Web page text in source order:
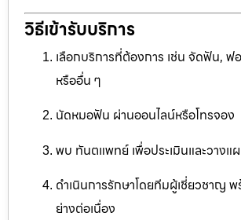
วิธีเข้ารับบริการ
เลือกบริการที่ต้องการ เช่น จัดฟัน,
หรืออื่น ๆ
นัดหมอฟัน ผ่านออนไลน์หรือโทรจอง
พบ ทันตแพทย์ เพื่อประเมินและวางแ
ดำเนินการรักษาโดยทีมผู้เชี่ยวชาญ
ย่างต่อเนื่อง